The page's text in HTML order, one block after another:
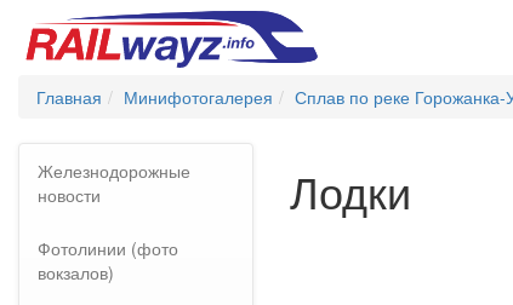
Главная Минифотогалерея Сплав по реке Горожанка-
Железнодорожные
новости
Фотолинии (фото
вокзалов)
Лодки